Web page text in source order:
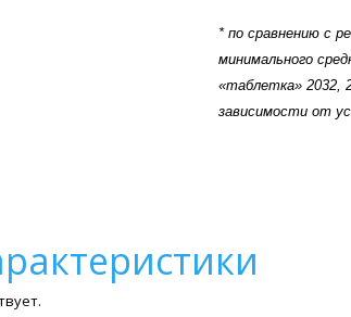
* по сравнению с
минимального
«таблетка» 2032,
зависимости от